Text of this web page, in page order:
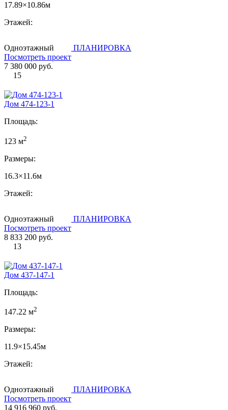
17.89×10.86м
Этажей:
Одноэтажный
ПЛАНИРОВКА
Посмотреть проект
7 380 000 руб.
15
Дом 474-123-1
Площадь:
123 м2
Размеры:
16.3×11.6м
Этажей:
Одноэтажный
ПЛАНИРОВКА
Посмотреть проект
8 833 200 руб.
13
Дом 437-147-1
Площадь:
147.22 м2
Размеры:
11.9×15.45м
Этажей:
Одноэтажный
ПЛАНИРОВКА
Посмотреть проект
14 916 960 руб.